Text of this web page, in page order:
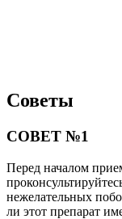
Советы
СОВЕТ №1
Перед началом
нежелательных
ли этот препарат